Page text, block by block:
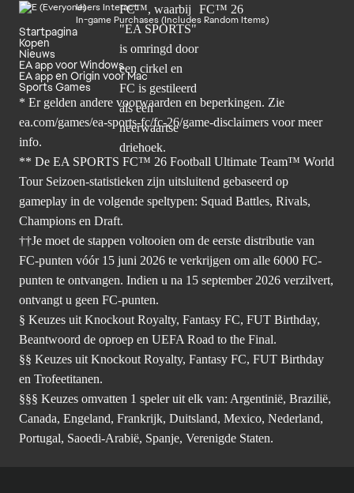
Users Interact
In-game Purchases (Includes Random Items)
Startpagina
Kopen
Nieuws
EA app voor Windows
EA app en Origin voor Mac
Sports Games
* Er gelden andere voorwaarden en beperkingen. Zie
ea.com/games/ea-sports-fc/fc-26/game-disclaimers voor meer
info.
** De EA SPORTS FC™ 26 Football Ultimate Team™ World
Tour Seizoen-statistieken zijn uitsluitend gebaseerd op
gameplay in de volgende speltypen: Squad Battles, Rivals,
Champions en Draft.
††Je moet de stappen voltooien om de eerste distributie van
FC-punten vóór 15 juni 2026 te verkrijgen om alle 6000 FC-
punten te ontvangen. Indien u na 15 september 2026 verzilvert,
ontvangt u geen FC-punten.
§ Keuzes uit Knockout Royalty, Fantasy FC, FUT Birthday,
Beantwoord de oproep en UEFA Road to the Final.
§§ Keuzes uit Knockout Royalty, Fantasy FC, FUT Birthday
en Trofeetitanen.
§§§ Keuzes omvatten 1 speler uit elk van: Argentinië, Brazilië,
Canada, Engeland, Frankrijk, Duitsland, Mexico, Nederland,
Portugal, Saoedi-Arabië, Spanje, Verenigde Staten.